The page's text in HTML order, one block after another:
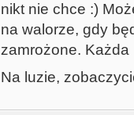
nikt nie chce :)
na walorze, gdy
zamrożone. Każda
Na luzie,